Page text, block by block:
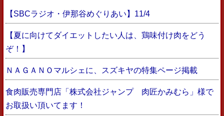
【SBCラジオ・伊那谷めぐりあい】11/4
【夏に向けてダイエットしたい人は、鶏味付け肉をどう
ぞ！】
ＮＡＧＡＮＯマルシェに、スズキヤの特集ページ掲載
食肉販売専門店「株式会社ジャンプ 肉匠かみむら」様で
お取扱い頂いてます！